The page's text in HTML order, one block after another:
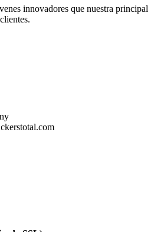
innovadores que nuestra principal